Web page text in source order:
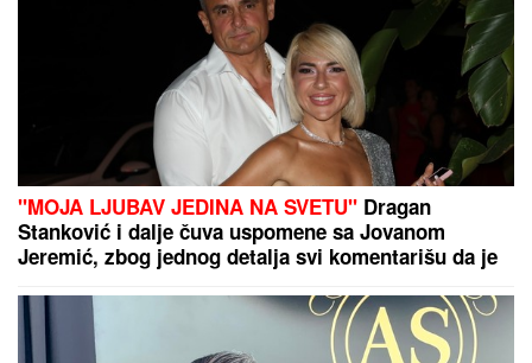
Dnevni horoskop za petak, 7. avgust: Vagi preti
LJUBAVNI ZEMLJOTRES, a rođeni u ovom znaku
opasno rizikuju na poslu